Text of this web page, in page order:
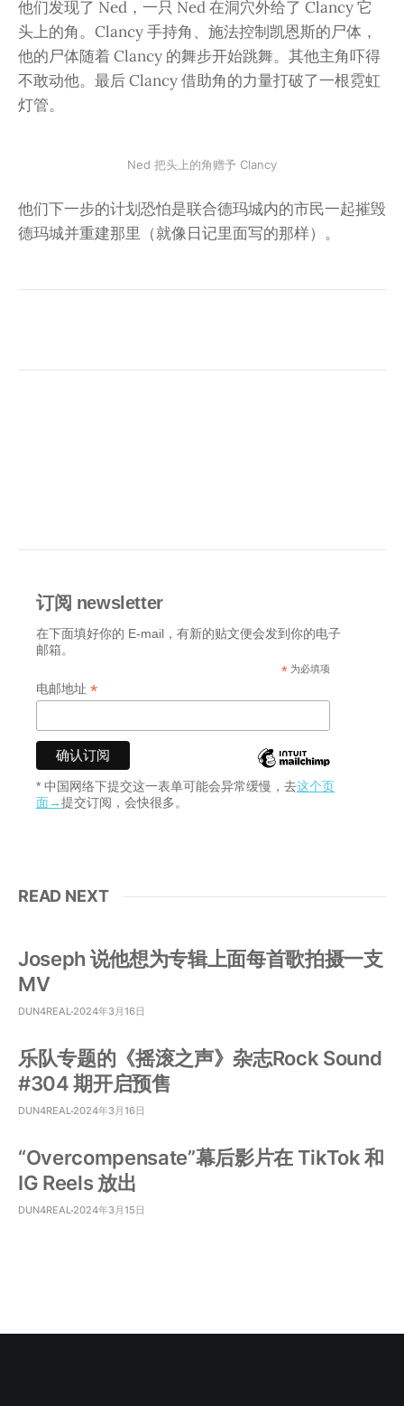
他们发现了 Ned，一只 Ned 在洞穴外给了 Clancy 它
头上的角。Clancy 手持角、施法控制凯恩斯的尸体，
他的尸体随着 Clancy 的舞步开始跳舞。其他主角吓得
不敢动他。最后 Clancy 借助角的力量打破了一根霓虹
灯管。
Ned 把头上的角赠予 Clancy
他们下一步的计划恐怕是联合德玛城内的市民一起摧毁
德玛城并重建那里（就像日记里面写的那样）。
订阅 newsletter
在下面填好你的 E-mail，有新的贴文便会发到你的电子
邮箱。
* 为必填项
电邮地址 *
* 中国网络下提交这一表单可能会异常缓慢，去这个页
面→提交订阅，会快很多。
READ NEXT
Joseph 说他想为专辑上面每首歌拍摄一支
MV
DUN4REAL 2024年3月16日
乐队专题的《摇滚之声》杂志Rock Sound
#304 期开启预售
DUN4REAL 2024年3月16日
“Overcompensate”幕后影片在 TikTok 和
IG Reels 放出
DUN4REAL 2024年3月15日